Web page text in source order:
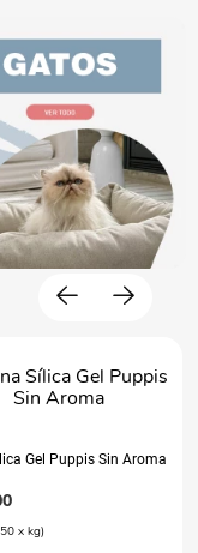
Gel Puppis Sin Aroma
x kg)